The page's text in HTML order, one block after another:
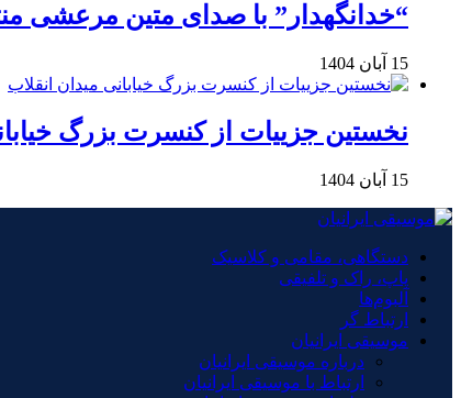
“خدانگهدار” با صدای متین مرعشی
15 آبان 1404
نخستین جزییات از کنسرت بزرگ
15 آبان 1404
دستگاهی، مقامی و کلاسیک
پاپ، راک و تلفیقی
آلبوم‌ها
ارتباط گر
موسیقی ایرانیان
درباره موسیقی ایرانیان
ارتباط با موسیقی ایرانیان